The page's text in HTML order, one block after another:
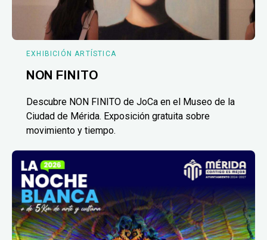
EXHIBICIÓN ARTÍSTICA
NON FINITO
Descubre NON FINITO de JoCa en el Museo de la
Ciudad de Mérida. Exposición gratuita sobre
movimiento y tiempo.